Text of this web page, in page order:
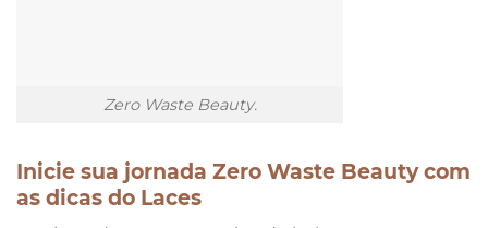
Zero Waste Beauty.
Inicie sua jornada Zero Waste Beauty com
as dicas do Laces